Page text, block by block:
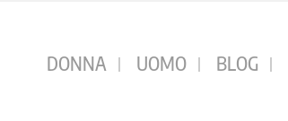
DONNA UOMO BLOG